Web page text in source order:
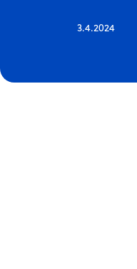
3.4.2024